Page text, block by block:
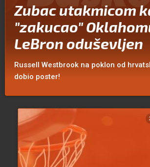
Zubac utakmicom
"zakucao"
LeBron oduševljen
Russell Westbrook na poklon od
dobio poster!